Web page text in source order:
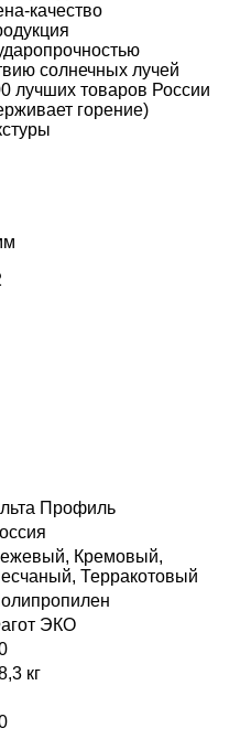
качество
солнечных лучей
лучших товаров России
горение)
Профиль
Кремовый,
Терракотовый
ЭКО
кг